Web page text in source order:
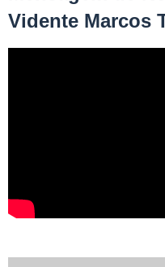
Vidente Marcos